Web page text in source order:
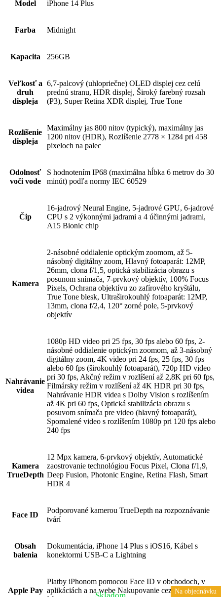
Na objednávku
Model iPhone 14 Plus
Farba Midnight
Kapacita 256GB
Veľkosť a
druh
displeja
6,7-palcový (uhlopriečne) OLED displej cez celú
prednú stranu, HDR displej, Široký farebný rozsah
(P3), Super Retina XDR displej, True Tone
Rozlíšenie
displeja
Maximálny jas 800 nitov (typický), maximálny jas
1200 nitov (HDR), Rozlíšenie 2778 × 1284 pri 458
pixeloch na palec
Odolnosť
voči vode
S hodnotením IP68 (maximálna hĺbka 6 metrov do 30
minút) podľa normy IEC 60529
Čip
16-jadrový Neural Engine, 5-jadrové GPU, 6-jadrové
CPU s 2 výkonnými jadrami a 4 účinnými jadrami,
A15 Bionic chip
Kamera
2-násobné oddialenie optickým zoomom, až 5-
násobný digitálny zoom, Hlavný fotoaparát: 12MP,
26mm, clona f/1,5, optická stabilizácia obrazu s
posunom snímača, 7-prvkový objektív, 100% Focus
Pixels, Ochrana objektívu zo zafírového kryštálu,
True Tone blesk, Ultraširokouhlý fotoaparát: 12MP,
13mm, clona f/2,4, 120° zorné pole, 5-prvkový
objektív
Nahrávanie
videa
1080p HD video pri 25 fps, 30 fps alebo 60 fps, 2-
násobné oddialenie optickým zoomom, až 3-násobný
digitálny zoom, 4K video pri 24 fps, 25 fps, 30 fps
alebo 60 fps (širokouhlý fotoaparát), 720p HD video
pri 30 fps, Akčný režim v rozlíšení až 2,8K pri 60 fps,
Filmársky režim v rozlíšení až 4K HDR pri 30 fps,
Nahrávanie HDR videa s Dolby Vision s rozlíšením
až 4K pri 60 fps, Optická stabilizácia obrazu s
posuvom snímača pre video (hlavný fotoaparát),
Spomalené video s rozlíšením 1080p pri 120 fps alebo
240 fps
Kamera
TrueDepth
12 Mpx kamera, 6-prvkový objektív, Automatické
zaostrovanie technológiou Focus Pixel, Clona f/1,9,
Deep Fusion, Photonic Engine, Retina Flash, Smart
HDR 4
Face ID
Podporované kamerou TrueDepth na rozpoznávanie
tvárí
Obsah
balenia
Dokumentácia, iPhone 14 Plus s iOS16, Kábel s
konektormi USB‑C a Lightning
Apple Pay
Platby iPhonom pomocou Face ID v obchodoch, v
aplikáciách a na webe Nakupovanie cez Apple Pay na